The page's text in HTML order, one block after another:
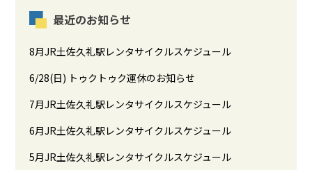
最近のお知らせ
8月JR土佐久礼駅レンタサイクルスケジュール
6/28(日) トゥクトゥク運休のお知らせ
7月JR土佐久礼駅レンタサイクルスケジュール
6月JR土佐久礼駅レンタサイクルスケジュール
5月JR土佐久礼駅レンタサイクルスケジュール